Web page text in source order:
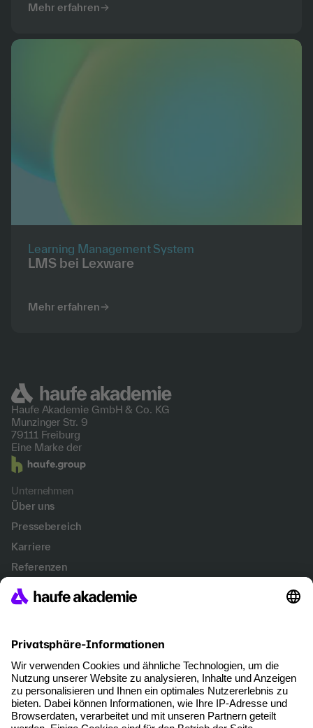
Mehr erfahren
Learning Management System
LMS bei Lexware
Mehr erfahren
Haufe Akademie GmbH & Co. KG
Munzinger Str. 9
79111 Freiburg
Eine Marke der
Unternehmen
Über uns
Pressebereich
Karriere
Referenzen
Soziale Verantwortung
Fakten
Newsletter
Account Management
Kontakt & Support
Kontakt